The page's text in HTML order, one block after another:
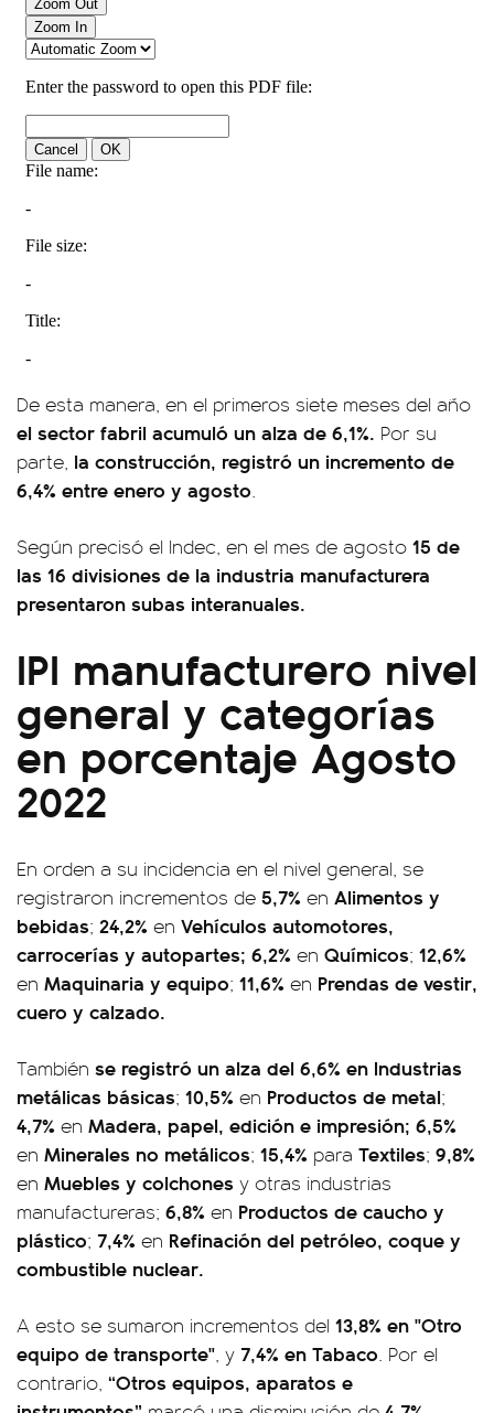
De esta manera, en el primeros siete meses del año
el sector fabril acumuló un alza de 6,1%. Por su
parte, la construcción, registró un incremento de
6,4% entre enero y agosto.
Según precisó el Indec, en el mes de agosto 15 de
las 16 divisiones de la industria manufacturera
presentaron subas interanuales.
IPI manufacturero nivel
general y categorías
en porcentaje Agosto
2022
En orden a su incidencia en el nivel general, se
registraron incrementos de 5,7% en Alimentos y
bebidas; 24,2% en Vehículos automotores,
carrocerías y autopartes; 6,2% en Químicos; 12,6%
en Maquinaria y equipo; 11,6% en Prendas de vestir,
cuero y calzado.
También se registró un alza del 6,6% en Industrias
metálicas básicas; 10,5% en Productos de metal;
4,7% en Madera, papel, edición e impresión; 6,5%
en Minerales no metálicos; 15,4% para Textiles; 9,8%
en Muebles y colchones y otras industrias
manufactureras; 6,8% en Productos de caucho y
plástico; 7,4% en Refinación del petróleo, coque y
combustible nuclear.
A esto se sumaron incrementos del 13,8% en "Otro
equipo de transporte", y 7,4% en Tabaco. Por el
contrario, “Otros equipos, aparatos e